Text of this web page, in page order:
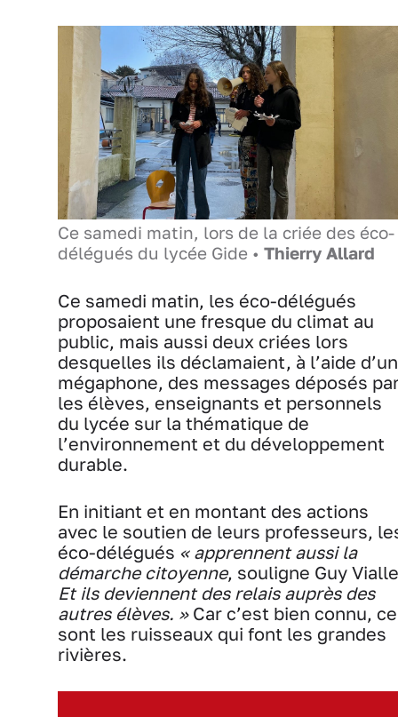
Ce samedi matin, lors de la criée des éco-
délégués du lycée Gide • Thierry Allard
Ce samedi matin, les éco-délégués
proposaient une fresque du climat au
public, mais aussi deux criées lors
desquelles ils déclamaient, à l’aide d’un
mégaphone, des messages déposés
les élèves, enseignants et personnels
du lycée sur la thématique de
l’environnement et du développement
durable.
En initiant et en montant des actions
avec le soutien de leurs professeurs,
éco-délégués « apprennent aussi la
démarche citoyenne, souligne Guy
Et ils deviennent des relais auprès des
autres élèves. »Car c’est bien connu, ce
sont les ruisseaux qui font les grandes
rivières.